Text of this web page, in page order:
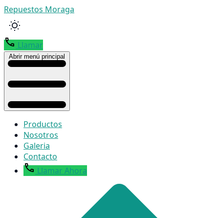
Repuestos Moraga
Llamar
Abrir menú principal
Productos
Nosotros
Galeria
Contacto
Llamar Ahora